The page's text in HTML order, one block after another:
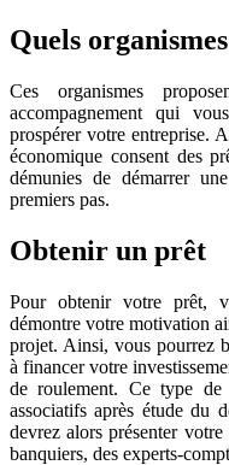
Quels
Ces organismes
accompagnement qui
prospérer votre entreprise.
économique consent des
démunies de démarrer
premiers pas.
Obtenir un prêt
Pour obtenir votre prêt,
démontre votre motivation
projet. Ainsi, vous pourrez
à financer votre
de roulement. Ce type de
associatifs après étude du
devrez alors présenter
banquiers, des experts-